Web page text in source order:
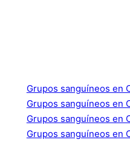
Grupos sanguíneos en
Grupos sanguíneos en
Grupos sanguíneos en
Grupos sanguíneos en